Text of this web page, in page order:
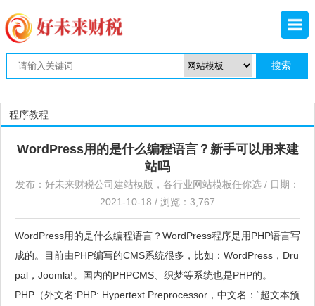
程序教程
WordPress用的是什么编程语言？新手可以用来建
站吗
发布： 好未来财税公司建站模版，各行业网站模板任你选 / 日期：
2021-10-18 / 浏览：3,767
WordPress用的是什么编程语言？WordPress程序是用PHP语言写
成的。目前由PHP编写的CMS系统很多，比如：WordPress，Dru
pal，Joomla!。国内的PHPCMS、织梦等系统也是PHP的。
PHP（外文名:PHP: Hypertext Preprocessor，中文名：“超文本预